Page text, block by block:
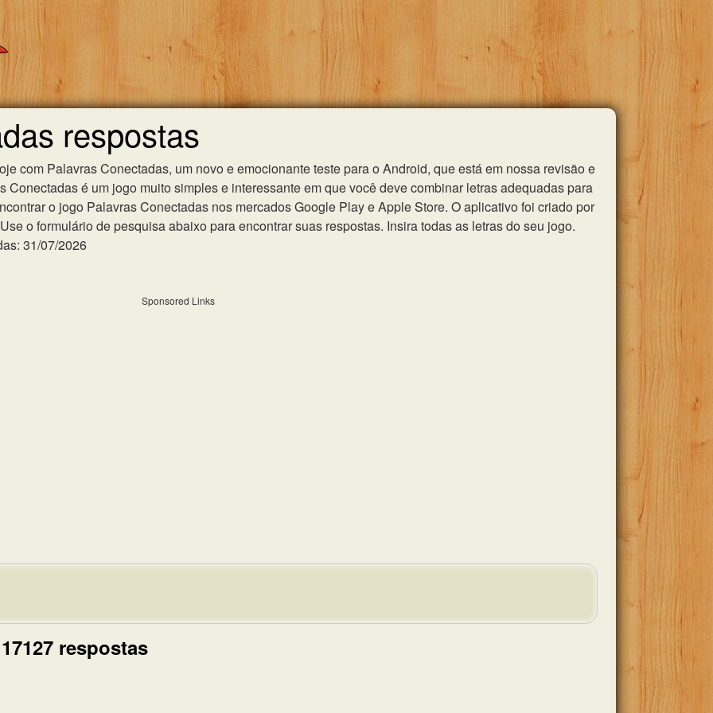
respostas
com Palavras Conectadas, um novo e emocionante teste para o Android, que está em nossa revisão e
Conectadas é um jogo muito simples e interessante em que você deve combinar letras adequadas para
o jogo Palavras Conectadas nos mercados Google Play e Apple Store. O aplicativo foi criado por
o formulário de pesquisa abaixo para encontrar suas respostas. Insira todas as letras do seu jogo.
31/07/2026
Sponsored Links
respostas